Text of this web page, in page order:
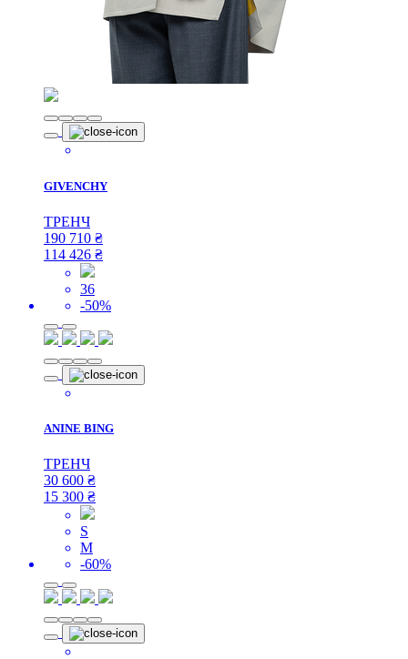
GIVENCHY
ТРЕНЧ
190 710 ₴
114 426 ₴
36
-50%
ANINE BING
ТРЕНЧ
30 600 ₴
15 300 ₴
S
M
-60%